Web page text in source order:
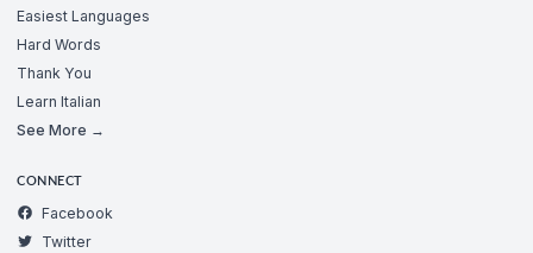
Easiest Languages
Hard Words
Thank You
Learn Italian
See More →
CONNECT
Facebook
Twitter